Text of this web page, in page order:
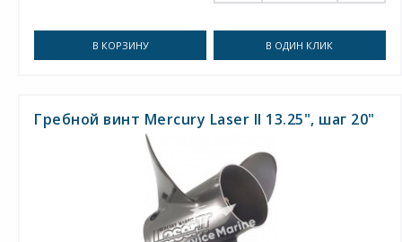
В КОРЗИНУ В ОДИН КЛИК
Гребной винт Mercury Laser II 13.25", шаг 20"